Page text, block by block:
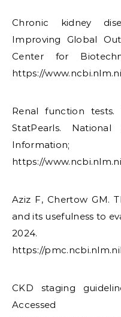
Chronic kidney
Improving Global
Center for
https://
Renal function
StatPearls.
https://
Aziz F, Chertow GM.
and its usefulness to
2024.
https://
CKD staging
Accessed